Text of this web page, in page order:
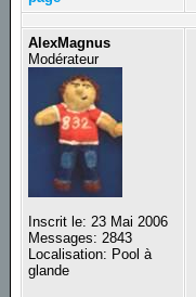
AlexMagnus
Modérateur
Inscrit le: 23 Mai 2006
Messages: 2843
Localisation: Pool à
glande